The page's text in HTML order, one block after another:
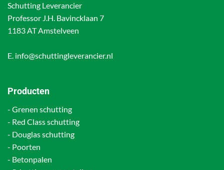
Schutting Leverancier
Professor J.H. Bavincklaan 7
1183 AT Amstelveen
E. info@schuttingleverancier.nl
Producten
- Grenen schutting
- Red Class schutting
- Douglas schutting
- Poorten
- Betonpalen